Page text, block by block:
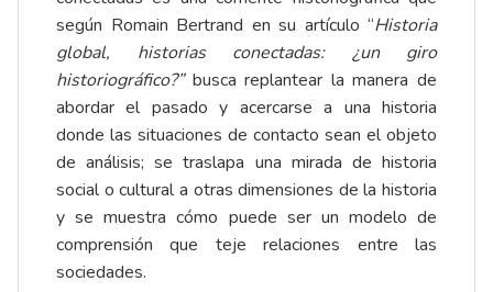
según Romain Bertrand en su artículo “Historia
global, historias conectadas: ¿un giro
historiográfico?” busca replantear la manera de
abordar el pasado y acercarse a una historia
donde las situaciones de contacto sean el objeto
de análisis; se traslapa una mirada de historia
social o cultural a otras dimensiones de la historia
y se muestra cómo puede ser un modelo de
comprensión que teje relaciones entre las
sociedades.